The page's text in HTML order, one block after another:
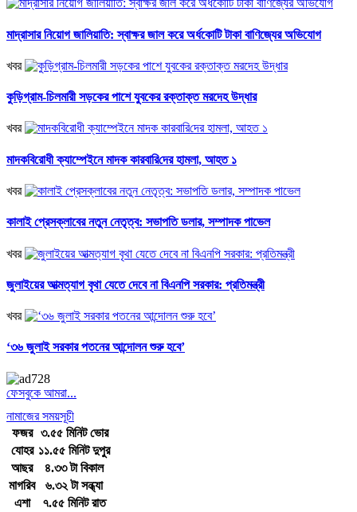
মাদ্রাসার নিয়োগ জালিয়াতি: স্বাক্ষর জাল করে অর্ধকোটি টাকা বাণিজ্যের অভিযোগ
খবর
কুড়িগ্রাম-চিলমারী সড়কের পাশে যুবকের রক্তাক্ত মরদেহ উদ্ধার
খবর
মাদকবিরোধী ক্যাম্পেইনে মাদক কারবা‌রি‌দের হামলা, আহত ১
খবর
কালাই প্রেসক্লাবের নতুন নেতৃত্ব: সভাপতি ডলার, সম্পাদক পাভেল
খবর
জুলাইয়ের আত্মত্যাগ বৃথা যেতে দেবে না বিএনপি সরকার: প্রতিমন্ত্রী
খবর
‘৩৬ জুলাই সরকার পতনের আন্দোলন শুরু হবে’
ফেসবুকে আমরা...
নামাজের সময়সূচী
ফজর
৩.৫৫ মিনিট ভোর
যোহর ১১.৫৫ মিনিট দুপুর
আছর
৪.৩৩ টা বিকাল
মাগরিব
৬.৩২ টা সন্ধ্যা
এশা
৭.৫৫ মিনিট রাত